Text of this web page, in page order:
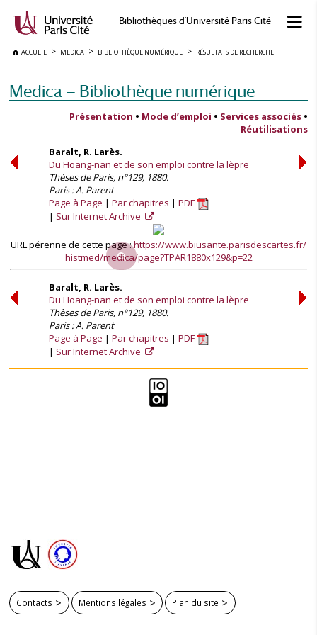
Bibliothèques d'Université Paris Cité
ACCUEIL MEDICA BIBLIOTHÈQUE NUMÉRIQUE RÉSULTATS DE RECHERCHE
Medica — Bibliothèque numérique
Présentation • Mode d’emploi • Services associés •
Réutilisations
Baralt, R. Larès.
Du Hoang-nan et de son emploi contre la lèpre
Thèses de Paris, n°129, 1880.
Paris : A. Parent
Page à Page
Par chapitres
PDF
Sur Internet Archive
URL pérenne de cette page :https://www.biusante.parisdescartes.fr/
histmed/medica/page?TPAR1880x129&p=22
Baralt, R. Larès.
Du Hoang-nan et de son emploi contre la lèpre
Thèses de Paris, n°129, 1880.
Paris : A. Parent
Page à Page
Par chapitres
PDF
Sur Internet Archive
Contacts Mentions légales Plan du site